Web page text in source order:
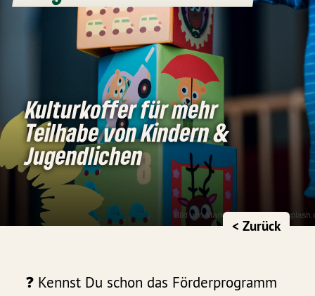
Kulturkoffer für mehr
Teilhabe von Kindern &
Jugendlichen
< Zurück
❓ Kennst Du schon das Förderprogramm